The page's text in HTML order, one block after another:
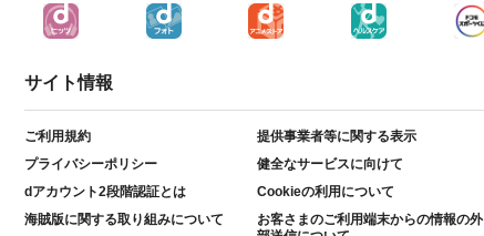
サイト情報
ご利用規約
提供事業者等に関する表示
プライバシーポリシー
健全なサービスに向けて
dアカウント2段階認証とは
Cookieの利用について
海賊版に関する取り組みについて
お客さまのご利用端末からの情報の外